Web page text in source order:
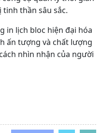
thần sâu sắc.
in lịch bloc hiện đại hóa
ấn tượng và chất lượng
nhìn nhận của người